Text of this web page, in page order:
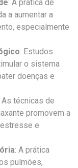
: A prática de
a aumentar a
especialmente
: Estudos
o sistema
doenças e
As técnicas de
promovem a
e
: A prática
pulmões,